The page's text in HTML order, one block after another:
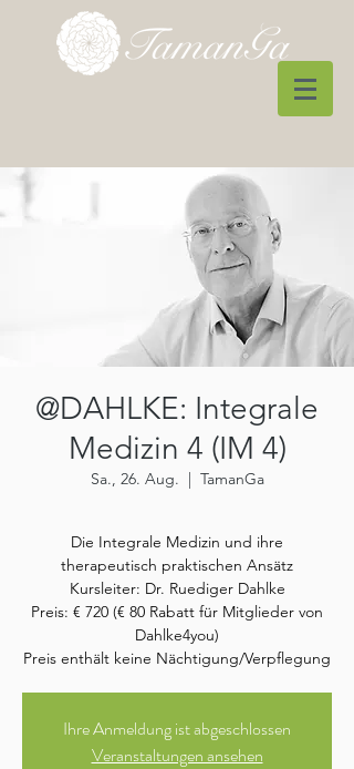
@DAHLKE: Integrale
Medizin 4 (IM 4)
Sa., 26. Aug.
  |
TamanGa
Die Integrale Medizin und ihre
therapeutisch praktischen Ansätz
Kursleiter: Dr. Ruediger Dahlke
Preis: € 720 (€ 80 Rabatt für Mitglieder von
Dahlke4you)
Preis enthält keine Nächtigung/Verpflegung
Ihre Anmeldung ist abgeschlossen
Veranstaltungen ansehen